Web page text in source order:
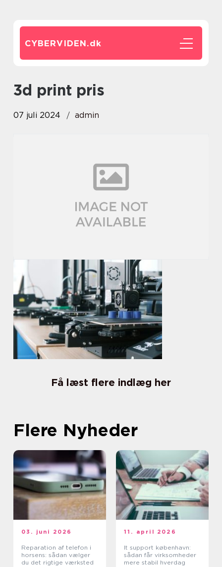
CYBERVIDEN.dk
3d print pris
07 juli 2024 admin
Få læst flere indlæg her
Flere Nyheder
03. juni 2026
Reparation af telefon i
horsens: sådan vælger
du det rigtige værksted
11. april 2026
It support københavn:
sådan får virksomheder
mere stabil hverdag